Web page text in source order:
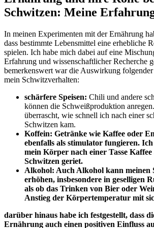
Schwitzen: ⁢Meine
In meinen Experimenten‌ mit der Ernährung
dass bestimmte Lebensmittel eine erhebliche
spielen. ‌Ich habe mich dabei auf eine
Erfahrung und wissenschaftlicher Recherche
bemerkenswert war die Auswirkung
mein Schwitzverhalten:
schärfere Speisen: Chili⁣ und andere
können die ⁢Schweißproduktion
überrascht, ⁢wie schnell ich nach ‌einer
Schwitzen kam.
Koffein: Getränke wie Kaffee oder
ebenfalls als stimulator ⁣fungieren.
mein Körper nach‍ einer Tasse Kaffee
⁢Schwitzen geriet.
Alkohol: ‍Auch Alkohol kann meinen
erhöhen, insbesondere in geselligen
als ‌ob das Trinken von Bier oder
Anstieg der Körpertemperatur mit
darüber hinaus habe ich festgestellt, dass
Ernährung auch ⁤einen positiven Einfluss